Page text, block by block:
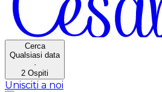
Cerca
Qualsiasi data
·
2 Ospiti
Unisciti a noi